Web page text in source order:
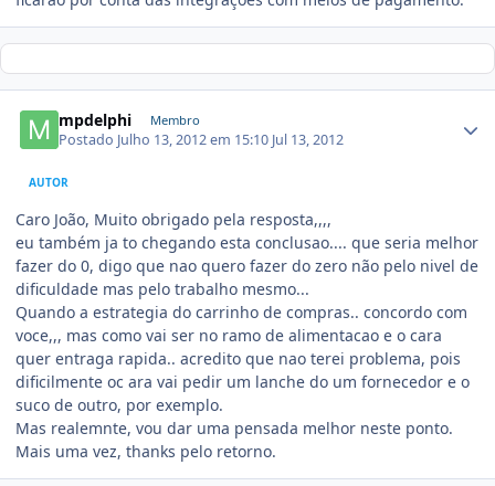
mpdelphi Membro
Postado Julho 13, 2012 em 15:10 Jul 13, 2012
AUTOR
Caro João, Muito obrigado pela resposta,,,,
eu também ja to chegando esta conclusao.... que seria melhor
fazer do 0, digo que nao quero fazer do zero não pelo nivel de
dificuldade mas pelo trabalho mesmo...
Quando a estrategia do carrinho de compras.. concordo com
voce,,, mas como vai ser no ramo de alimentacao e o cara
quer entraga rapida.. acredito que nao terei problema, pois
dificilmente oc ara vai pedir um lanche do um fornecedor e o
suco de outro, por exemplo.
Mas realemnte, vou dar uma pensada melhor neste ponto.
Mais uma vez, thanks pelo retorno.